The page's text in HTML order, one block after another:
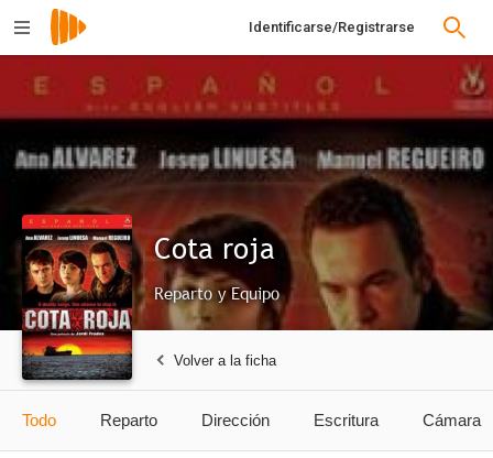
Identificarse/Registrarse
Cota roja
Reparto y Equipo
Volver a la ficha
Todo Reparto Dirección Escritura Cámara